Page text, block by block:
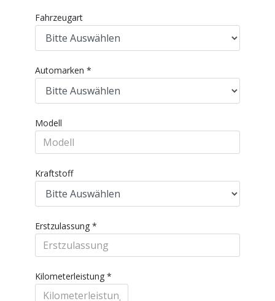
Fahrzeugart
Automarken *
Modell
Kraftstoff
Erstzulassung *
Kilometerleistung *